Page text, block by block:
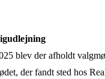
blev der afholdt
der fandt sted hos